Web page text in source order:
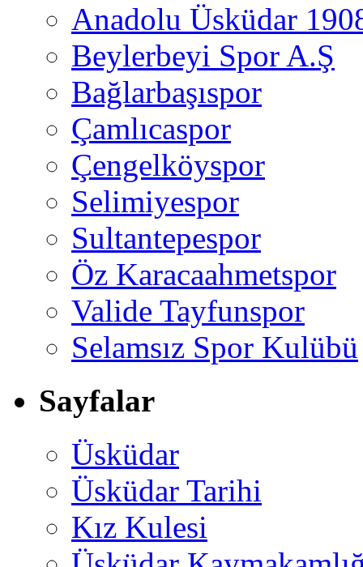
Anadolu Üsküdar
Beylerbeyi Spor A.Ş
Bağlarbaşıspor
Çamlıcaspor
Çengelköyspor
Selimiyespor
Sultantepespor
Öz Karacaahmetspor
Valide Tayfunspor
Selamsız Spor Kulübü
Sayfalar
Üsküdar
Üsküdar Tarihi
Kız Kulesi